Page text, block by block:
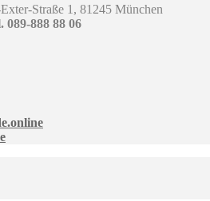
Straße 1, 81245 München
888 88 06